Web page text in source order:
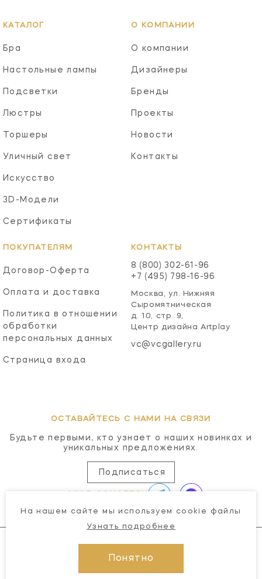
КАТАЛОГ
Бра
Настольные лампы
Подсветки
Люстры
Торшеры
Уличный свет
Искусство
3D-Модели
Сертификаты
О КОМПАНИИ
О компании
Дизайнеры
Бренды
Проекты
Новости
Контакты
ПОКУПАТЕЛЯМ
Договор-Оферта
Оплата и доставка
Политика в отношении
обработки
персональных данных
Страница входа
КОНТАКТЫ
8 (800) 302-61-96
+7 (495) 798-16-96
Москва, ул. Нижняя
Сыромятническая
д. 10, стр. 9,
Центр дизайна Artplay
vc@vcgallery.ru
ОСТАВАЙТЕСЬ С НАМИ НА СВЯЗИ
Будьте первыми, кто узнает о наших новинках и
уникальных предложениях.
Подписаться
© 2026 Visual Comfort Gallery
На нашем сайте мы используем cookie файлы
Узнать подробнее
Понятно